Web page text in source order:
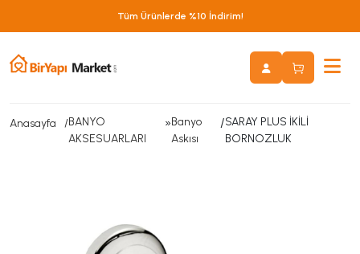
Tüm Ürünlerde %10 İndirim!
Anasayfa
BANYO
AKSESUARLARI
»Banyo
Askısı
/SARAY PLUS İKİLİ
BORNOZLUK